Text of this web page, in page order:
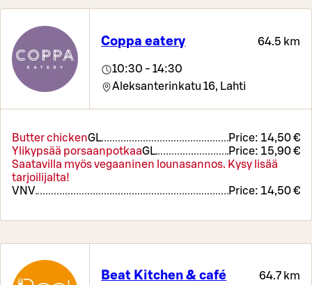
Coppa eatery 64.5 km
10:30 - 14:30
Aleksanterinkatu 16, Lahti
Butter chickenGL Price: 14,50 €
Ylikypsää porsaanpotkaaGL Price: 15,90 €
Saatavilla myös vegaaninen lounasannos. Kysy lisää
tarjoilijalta!
VNV Price: 14,50 €
Beat Kitchen & café 64.7 km